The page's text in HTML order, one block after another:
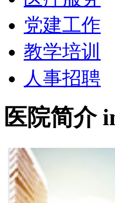
党建工作
教学培训
人事招聘
医院简介